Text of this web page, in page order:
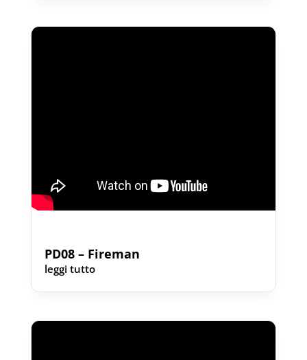
PD08 – Fireman
leggi tutto